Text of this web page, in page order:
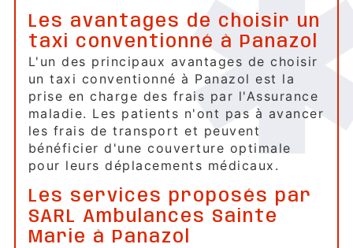
Les avantages de choisir un
taxi conventionné à Panazol
L'un des principaux avantages de choisir
un taxi conventionné à Panazol est la
prise en charge des frais par l'Assurance
maladie. Les patients n'ont pas à avancer
les frais de transport et peuvent
bénéficier d'une couverture optimale
pour leurs déplacements médicaux.
Les services proposés par
SARL Ambulances Sainte
Marie à Panazol